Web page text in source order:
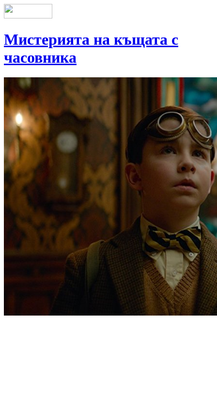
Мистерията на къщата с
часовника